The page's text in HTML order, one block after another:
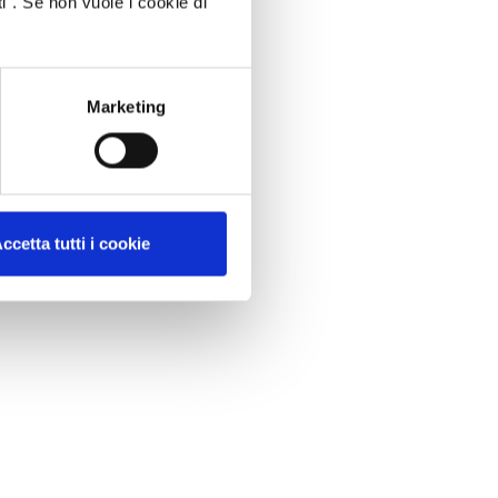
Marketing
tutti i cookie